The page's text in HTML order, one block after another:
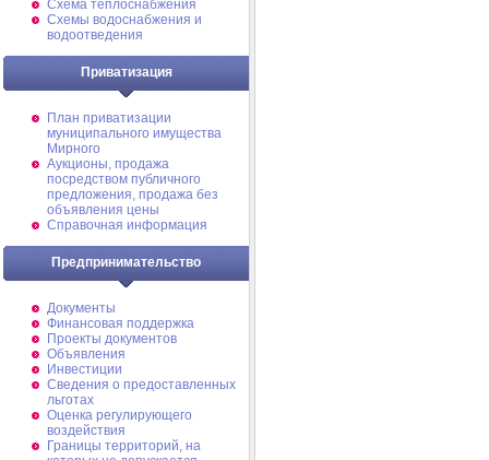
Схема теплоснабжения
Схемы водоснабжения и
водоотведения
Приватизация
План приватизации
муниципального имущества
Мирного
Аукционы, продажа
посредством публичного
предложения, продажа без
объявления цены
Справочная информация
Предпринимательство
Документы
Финансовая поддержка
Проекты документов
Объявления
Инвестиции
Сведения о предоставленных
льготах
Оценка регулирующего
воздействия
Границы территорий, на